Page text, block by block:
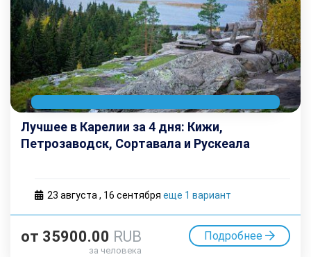
Лучшее в Карелии за 4 дня: Кижи,
Петрозаводск, Сортавала и Рускеала
23 августа, 16 cентября еще 1 вариант
от 35900.00 RUB
за человека
Подробнее